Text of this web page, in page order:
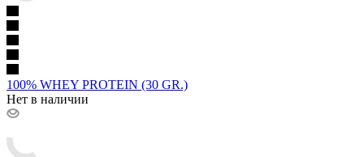
100% WHEY PROTEIN (30 GR.)
Нет в наличии